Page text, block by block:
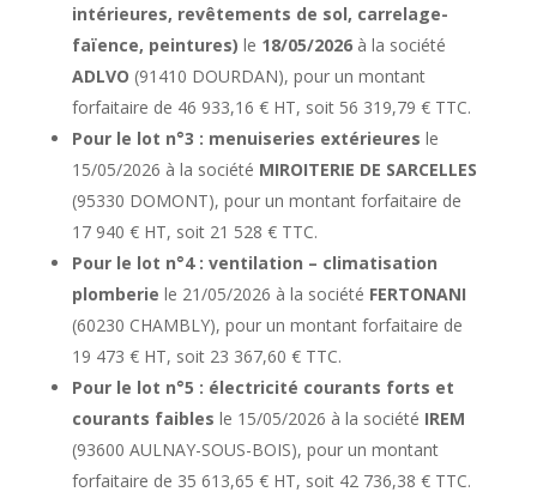
intérieures, revêtements de sol, carrelage-
faïence, peintures) le 18/05/2026à la société
ADLVO (91410 DOURDAN), pour un montant
forfaitaire de 46 933,16 € HT, soit 56 319,79 € TTC.
Pour le lot n°3 : menuiseries extérieures le
15/05/2026 à la société MIROITERIE DE SARCELLES
(95330 DOMONT), pour un montant forfaitaire de
17 940 € HT, soit 21 528 € TTC.
Pour le lot n°4 : ventilation – climatisation
plomberie le 21/05/2026 à la société FERTONANI
(60230 CHAMBLY), pour un montant forfaitaire de
19 473 € HT, soit 23 367,60 € TTC.
Pour le lot n°5 : électricité courants forts et
courants faibles le 15/05/2026 à la société IREM
(93600 AULNAY-SOUS-BOIS), pour un montant
forfaitaire de 35 613,65 € HT, soit 42 736,38 € TTC.